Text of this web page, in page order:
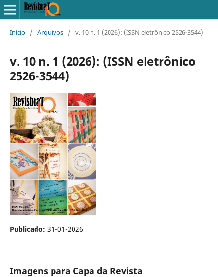
Início / Arquivos / v. 10 n. 1 (2026): (ISSN eletrônico 2526-3544)
v. 10 n. 1 (2026): (ISSN eletrônico
2526-3544)
Publicado: 31-01-2026
Imagens para Capa da Revista